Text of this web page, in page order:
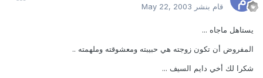
قام بنشر May 22, 2003
يستاهل ماجاه ...
المفروض أن تكون زوجته هي حبيبته ومعشوقته وملهمته ..
شكرا لك أخي دايم السيف ...